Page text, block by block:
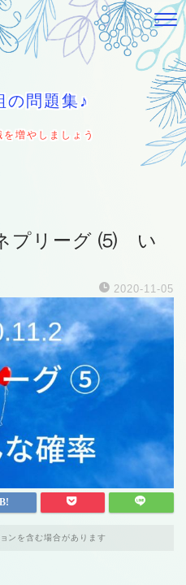
の問題集♪
増やしましょう
プリーグ ⑸ い
2020-11-05
ンを含む場合があります